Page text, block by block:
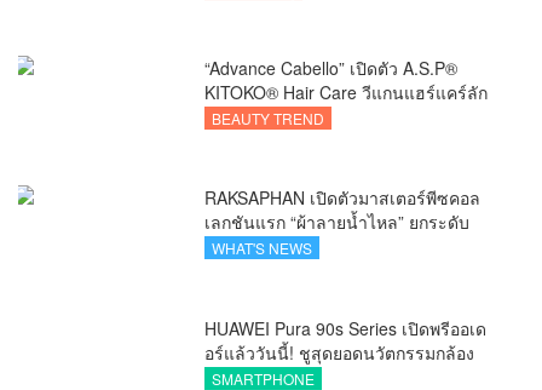
“Advance Cabello” เปิดตัว A.S.P®
KITOKO® Hair Care วีแกนแฮร์แคร์ลัก
ชัวรีจากอังกฤษ ยกระดับการดูแลเส้นผม
BEAUTY TREND
RAKSAPHAN เปิดตัวมาสเตอร์พีซคอล
เลกชันแรก “ผ้าลายน้ำไหล” ยกระดับ
ภูมิปัญญาท้องถิ่นสู่งานศิลป์ระดับสากล
WHAT'S NEWS
HUAWEI Pura 90s Series เปิดพรีออเด
อร์แล้ววันนี้! ชูสุดยอดนวัตกรรมกล้อง
พร้อม AI อัจฉริยะและ 5G Advanced
SMARTPHONE